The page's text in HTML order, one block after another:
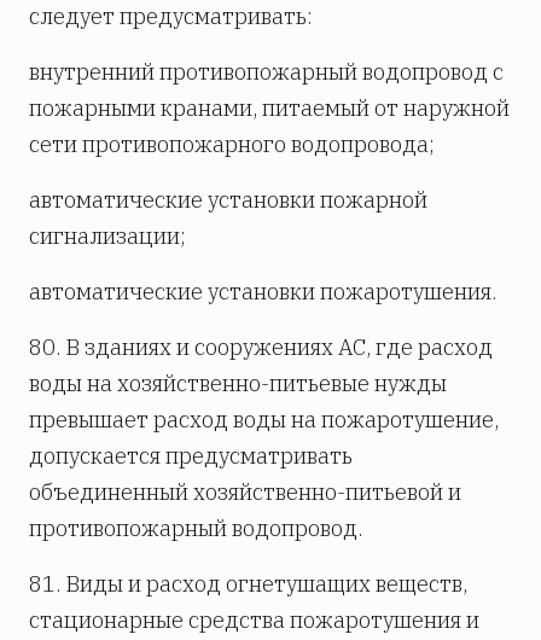
следует предусматривать:
внутренний противопожарный водопровод с
пожарными кранами, питаемый от наружной
сети противопожарного водопровода;
автоматические установки пожарной
сигнализации;
автоматические установки пожаротушения.
80. В зданиях и сооружениях АС, где расход
воды на хозяйственно-питьевые нужды
превышает расход воды на пожаротушение,
допускается предусматривать
объединенный хозяйственно-питьевой и
противопожарный водопровод.
81. Виды и расход огнетушащих веществ,
стационарные средства пожаротушения и